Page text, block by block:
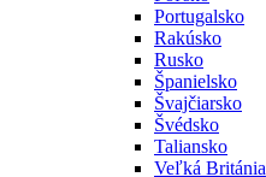
Portugalsko
Rakúsko
Rusko
Španielsko
Švajčiarsko
Švédsko
Taliansko
Veľká Británia